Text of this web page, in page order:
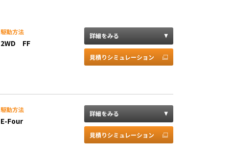
駆動方法
2WD FF
詳細をみる
見積りシミュレーション
駆動方法
E-Four
詳細をみる
見積りシミュレーション